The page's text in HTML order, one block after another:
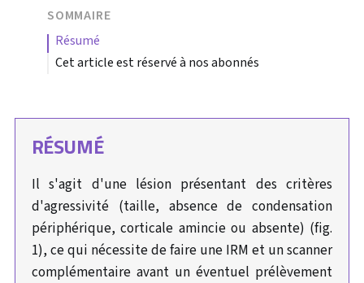
SOMMAIRE
résumé
Cet article est réservé à nos abonnés
RÉSUMÉ
Il s'agit d'une lésion présentant des critères
d'agressivité (taille, absence de condensation
périphérique, corticale amincie ou absente) (fig.
1), ce qui nécessite de faire une IRM et un scanner
complémentaire avant un éventuel prélèvement